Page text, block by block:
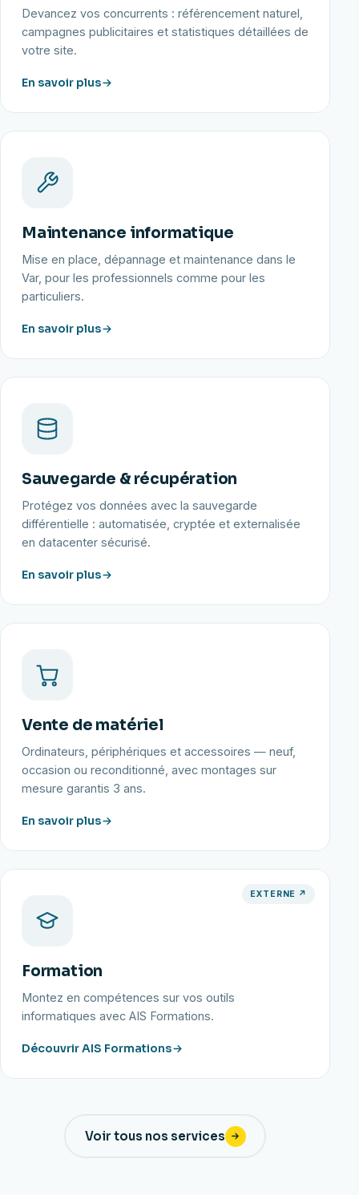
Devancez vos concurrents : référencement naturel,
campagnes publicitaires et statistiques détaillées de
votre site.
En savoir plus
Maintenance informatique
Mise en place, dépannage et maintenance dans le
Var, pour les professionnels comme pour les
particuliers.
En savoir plus
Sauvegarde & récupération
Protégez vos données avec la sauvegarde
différentielle : automatisée, cryptée et externalisée
en datacenter sécurisé.
En savoir plus
Vente de matériel
Ordinateurs, périphériques et accessoires — neuf,
occasion ou reconditionné, avec montages sur
mesure garantis 3 ans.
En savoir plus
EXTERNE ↗
Formation
Montez en compétences sur vos outils
informatiques avec AIS Formations.
Découvrir AIS Formations
Voir tous nos services